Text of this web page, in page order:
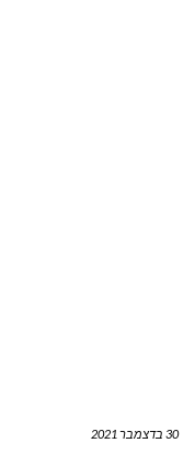
30 בדצמבר 2021